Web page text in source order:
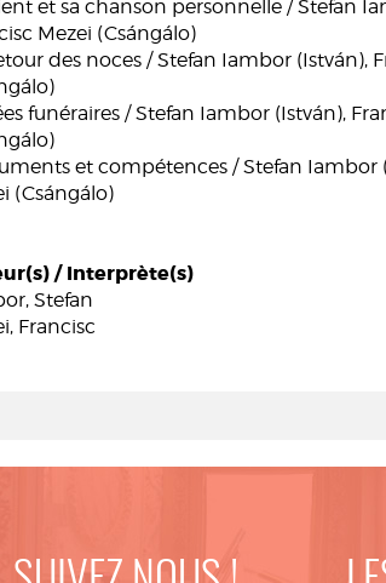
et sa chanson personnelle / Stefan
Mezei (Csángálo)
des noces / Stefan Iambor (István),
funéraires / Stefan Iambor (István),
et compétences / Stefan Iambor
(Csángálo)
/ Interprète(s)
Stefan
Francisc